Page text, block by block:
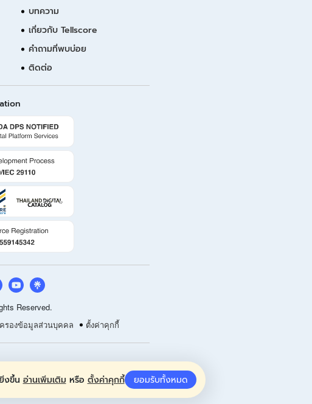
บทความ
เกี่ยวกับ Tellscore
คำถามที่พบบ่อย
ติดต่อ
Reserved.
รองข้อมูลส่วนบุคคล ตั้งค่าคุกกี้
งขึ้น อ่านเพิ่มเติม หรือ ตั้งค่าคุกกี้ ยอมรับทั้งหมด